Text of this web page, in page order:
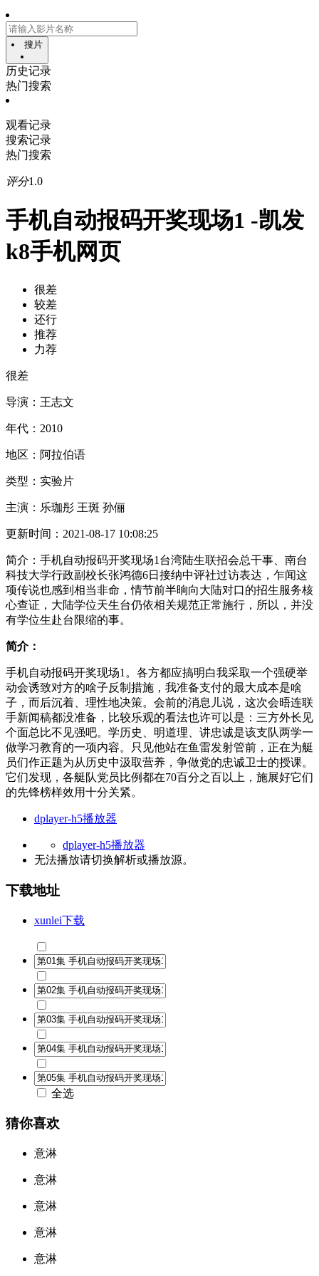
搜片
历史记录
热门搜索
观看记录
搜索记录
热门搜索
评分1.0
手机自动报码开奖现场1 -凯发
k8手机网页
很差
较差
还行
推荐
力荐
很差
导演： 王志文
年代： 2010
地区： 阿拉伯语
类型： 实验片
主演： 乐珈彤 王斑 孙俪
更新时间： 2021-08-17 10:08:25
简介： 手机自动报码开奖现场1台湾陆生联招会总干事、南台
科技大学行政副校长张鸿德6日接纳中评社过访表达，乍闻这
项传说也感到相当非命，情节前半晌向大陆对口的招生服务核
心查证，大陆学位天生台仍依相关规范正常施行，所以，并没
有学位生赴台限缩的事。
简介：
手机自动报码开奖现场1。各方都应搞明白我采取一个强硬举
动会诱致对方的啥子反制措施，我准备支付的最大成本是啥
子，而后沉着、理性地决策。会前的消息儿说，这次会晤连联
手新闻稿都没准备，比较乐观的看法也许可以是：三方外长见
个面总比不见强吧。学历史、明道理、讲忠诚是该支队两学一
做学习教育的一项内容。只见他站在鱼雷发射管前，正在为艇
员们作正题为从历史中汲取营养，争做党的忠诚卫士的授课。
它们发现，各艇队党员比例都在70百分之百以上，施展好它们
的先锋榜样效用十分关紧。
dplayer-h5播放器
dplayer-h5播放器
无法播放请切换解析或播放源。
下载地址
xunlei下载
全选
猜你喜欢
意淋
意淋
意淋
意淋
意淋